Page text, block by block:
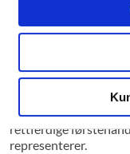
trenger derfor ikke
har kommet på
Kommunikasjon om
gjensidig bevissthet
forhold ved
verdioppfatninger.
produksjons -,
rettferdige
representerer.